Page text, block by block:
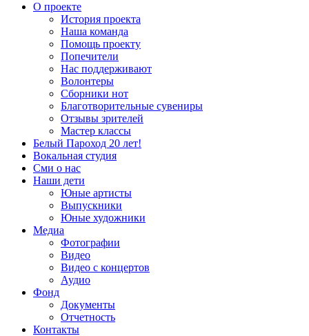
О проекте
История проекта
Наша команда
Помощь проекту
Попечители
Нас поддерживают
Волонтеры
Сборники нот
Благотворительные сувениры
Отзывы зрителей
Мастер классы
Белый Пароход 20 лет!
Вокальная студия
Сми о нас
Наши дети
Юные артисты
Выпускники
Юные художники
Медиа
Фотографии
Видео
Видео с концертов
Аудио
Фонд
Документы
Отчетность
Контакты